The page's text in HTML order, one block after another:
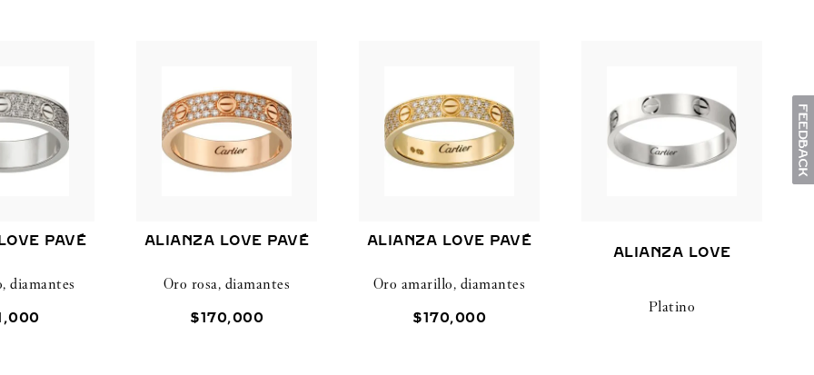
PAVÉ
diamantes
,000
ALIANZA LOVE PAVÉ
Oro rosa, diamantes
$170,000
ALIANZA LOVE PAVÉ
Oro amarillo, diamantes
$170,000
ALIANZA LOVE
Platino